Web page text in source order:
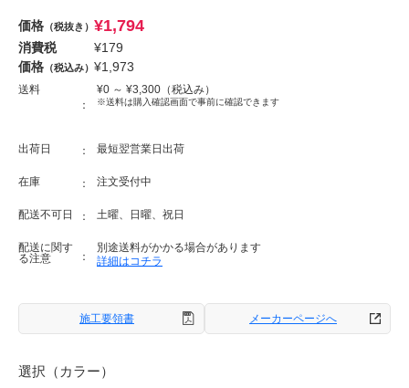
価格 （税抜き） ¥1,794
消費税 ¥179
価格 （税込み） ¥1,973
送料 ¥0 ～ ¥3,300 （税込み）
※送料は購入確認画面で事前に確認できます
出荷日 最短翌営業日出荷
在庫 注文受付中
配送不可日 土曜、日曜、祝日
配送に関す
る注意
別途送料がかかる場合があります
詳細はコチラ
施工要領書 メーカーページへ
選択（カラー）